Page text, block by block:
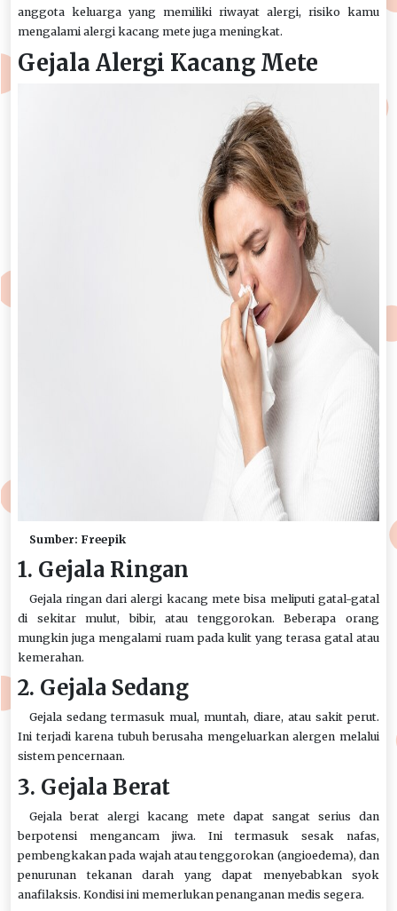
anggota keluarga yang memiliki riwayat alergi, risiko kamu
mengalami alergi kacang mete juga meningkat.
Gejala Alergi Kacang Mete
Sumber: Freepik
1. Gejala Ringan
Gejala ringan dari alergi kacang mete bisa meliputi gatal-gatal
di sekitar mulut, bibir, atau tenggorokan. Beberapa orang
mungkin juga mengalami ruam pada kulit yang terasa gatal atau
kemerahan.
2. Gejala Sedang
Gejala sedang termasuk mual, muntah, diare, atau sakit perut.
Ini terjadi karena tubuh berusaha mengeluarkan alergen melalui
sistem pencernaan.
3. Gejala Berat
Gejala berat alergi kacang mete dapat sangat serius dan
berpotensi mengancam jiwa. Ini termasuk sesak nafas,
pembengkakan pada wajah atau tenggorokan (angioedema), dan
penurunan tekanan darah yang dapat menyebabkan syok
anafilaksis. Kondisi ini memerlukan penanganan medis segera.